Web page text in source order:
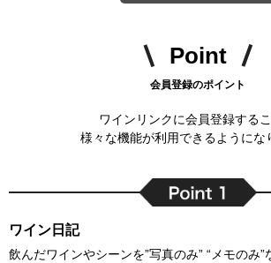
Point
会員登録のポイント
ワインリンクに会員登録する
様々な機能が利用できるようにな
ワイン日記
飲んだワインやシーンを”写真のみ” “メモのみ”